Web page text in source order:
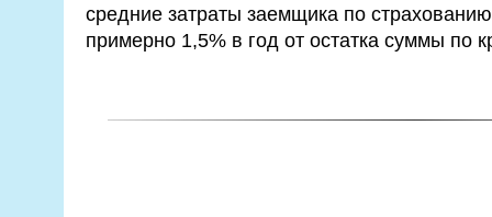
средние затраты заемщика по
примерно 1,5% в год от остатка суммы по